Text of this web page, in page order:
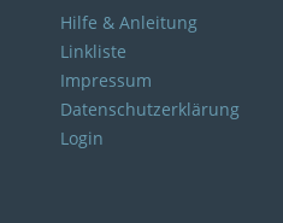
Hilfe & Anleitung
Linkliste
Impressum
Datenschutzerklärung
Login